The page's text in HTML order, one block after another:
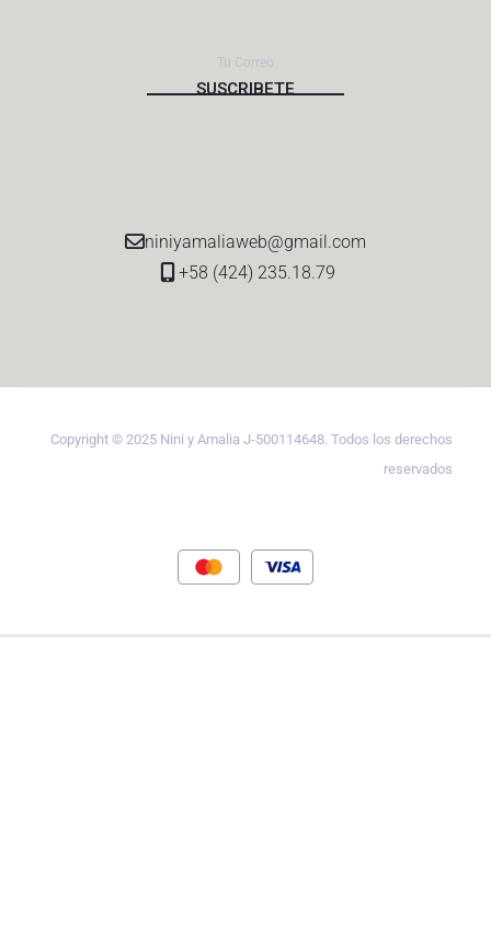
niniyamaliaweb@gmail.com
+58 (424) 235.18.79
Copyright © 2025 Nini y Amalia J-500114648. Todos los derechos
reservados